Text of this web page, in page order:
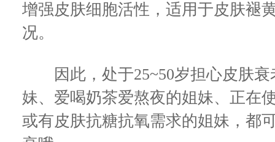
增强皮肤细胞活性，适用于皮肤褪
况。
因此，处于25~50岁担心皮肤衰
妹、爱喝奶茶爱熬夜的姐妹、正在
或有皮肤抗糖抗氧需求的姐妹，都